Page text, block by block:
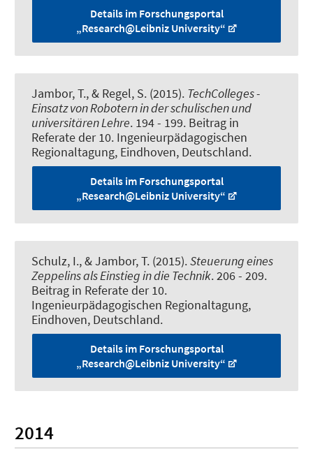
Details im Forschungsportal
„Research@Leibniz University“
Jambor, T., & Regel, S. (2015). TechColleges -
Einsatz von Robotern in der schulischen und
universitären Lehre. 194 - 199. Beitrag in
Referate der 10. Ingenieurpädagogischen
Regionaltagung, Eindhoven, Deutschland.
Details im Forschungsportal
„Research@Leibniz University“
Schulz, I., & Jambor, T. (2015).Steuerung eines
Zeppelins als Einstieg in die Technik. 206 - 209.
Beitrag in Referate der 10.
Ingenieurpädagogischen Regionaltagung,
Eindhoven, Deutschland.
Details im Forschungsportal
„Research@Leibniz University“
2014